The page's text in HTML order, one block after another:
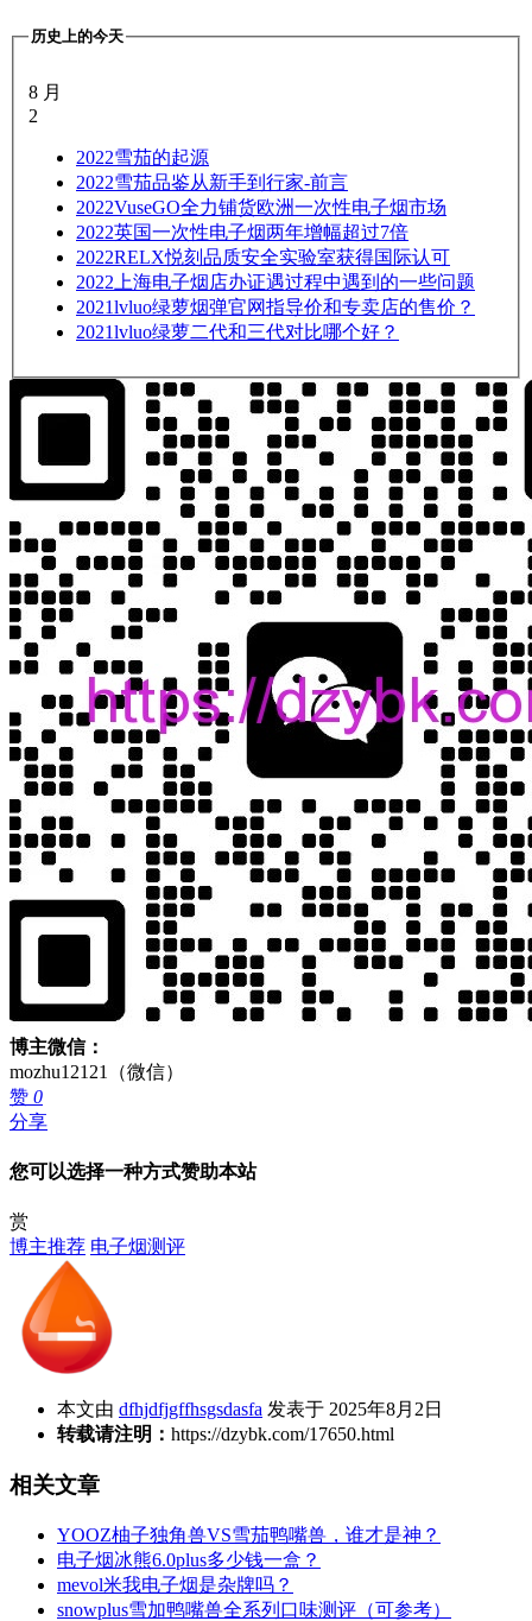
历史上的今天
8 月
2
2022雪茄的起源
2022雪茄品鉴从新手到行家-前言
2022VuseGO全力铺货欧洲一次性电子烟市场
2022英国一次性电子烟两年增幅超过7倍
2022RELX悦刻品质安全实验室获得国际认可
2022 上海电子烟店办证遇过程中遇到的一些问题
2021lvluo绿萝烟弹官网指导价和专卖店的售价？
2021lvluo绿萝二代和三代对比哪个好？
博主微信：
mozhu12121（微信）
赞 0
分享
您可以选择一种方式赞助本站
赏
博主推荐 电子烟测评
本文由 dfhjdfjgffhsgsdasfa 发表于 2025年8月2日
转载请注明： https://dzybk.com/17650.html
相关文章
YOOZ柚子独角兽VS雪茄鸭嘴兽，谁才是神？
电子烟冰熊6.0plus多少钱一盒？
mevol米我电子烟是杂牌吗？
snowplus雪加鸭嘴兽全系列口味测评（可参考）